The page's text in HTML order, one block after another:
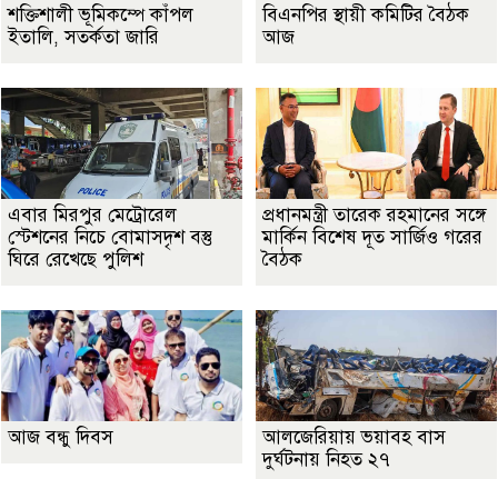
শক্তিশালী ভূমিকম্পে কাঁপল
ইতালি, সতর্কতা জারি
বিএনপির স্থায়ী কমিটির বৈঠক
আজ
এবার মিরপুর মেট্রোরেল
স্টেশনের নিচে বোমাসদৃশ বস্তু
ঘিরে রেখেছে পুলিশ
প্রধানমন্ত্রী তারেক রহমানের সঙ্গে
মার্কিন বিশেষ দূত সার্জিও গরের
বৈঠক
আজ বন্ধু দিবস
আলজেরিয়ায় ভয়াবহ বাস
দুর্ঘটনায় নিহত ২৭